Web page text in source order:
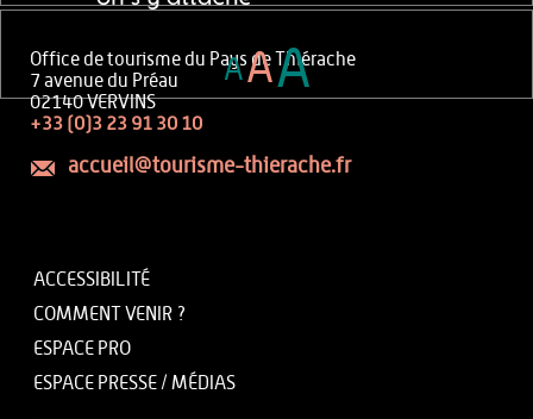
Office de tourisme du Pays de Thiérache
7 avenue du Préau
02140 VERVINS
+33 (0)3 23 91 30 10
accueil@tourisme-thierache.fr
ACCESSIBILITÉ
COMMENT VENIR ?
ESPACE PRO
ESPACE PRESSE / MÉDIAS
AAA